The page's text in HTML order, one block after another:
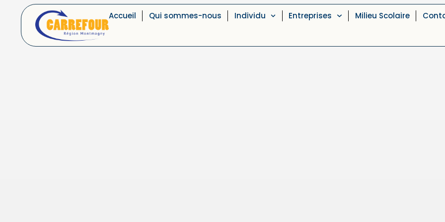
Accueil Qui sommes-nous Individu Entreprises Milieu Scolaire